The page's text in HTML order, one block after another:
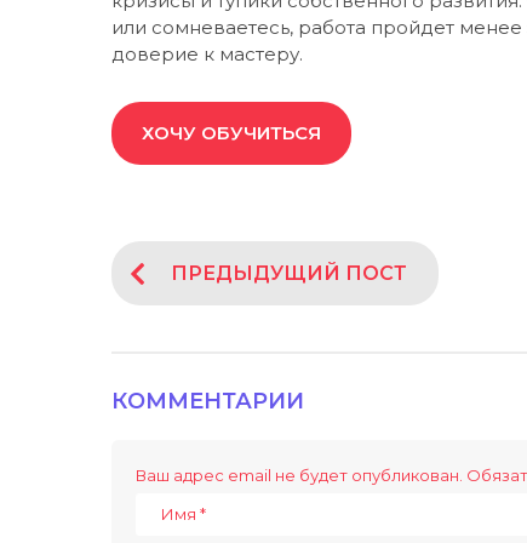
или сомневаетесь, работа пройдет
доверие к мастеру.
ХОЧУ ОБУЧИТЬСЯ
P
ПРЕДЫДУЩИЙ ПОСТ
КОММЕНТАРИИ
Ваш адрес email не будет опубликован.